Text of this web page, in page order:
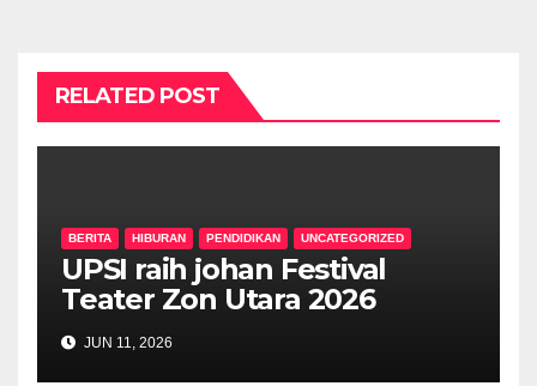
RELATED POST
BERITA HIBURAN PENDIDIKAN UNCATEGORIZED
UPSI raih johan Festival
Teater Zon Utara 2026
JUN 11, 2026